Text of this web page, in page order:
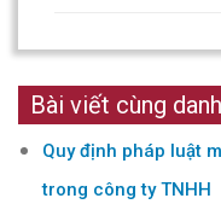
Bài viết cùng
Quy định pháp luật
trong công ty TNHH